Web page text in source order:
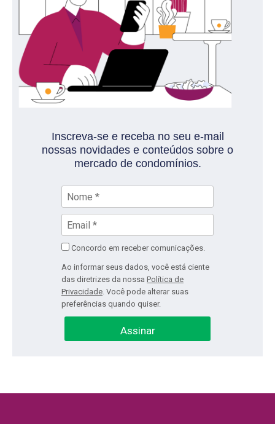
Inscreva-se e receba no seu e-mail
nossas novidades e conteúdos sobre o
mercado de condomínios.
Concordo em receber comunicações.
Ao informar seus dados, você está ciente
das diretrizes da nossa Política de
Privacidade . Você pode alterar suas
preferências quando quiser.
Assinar